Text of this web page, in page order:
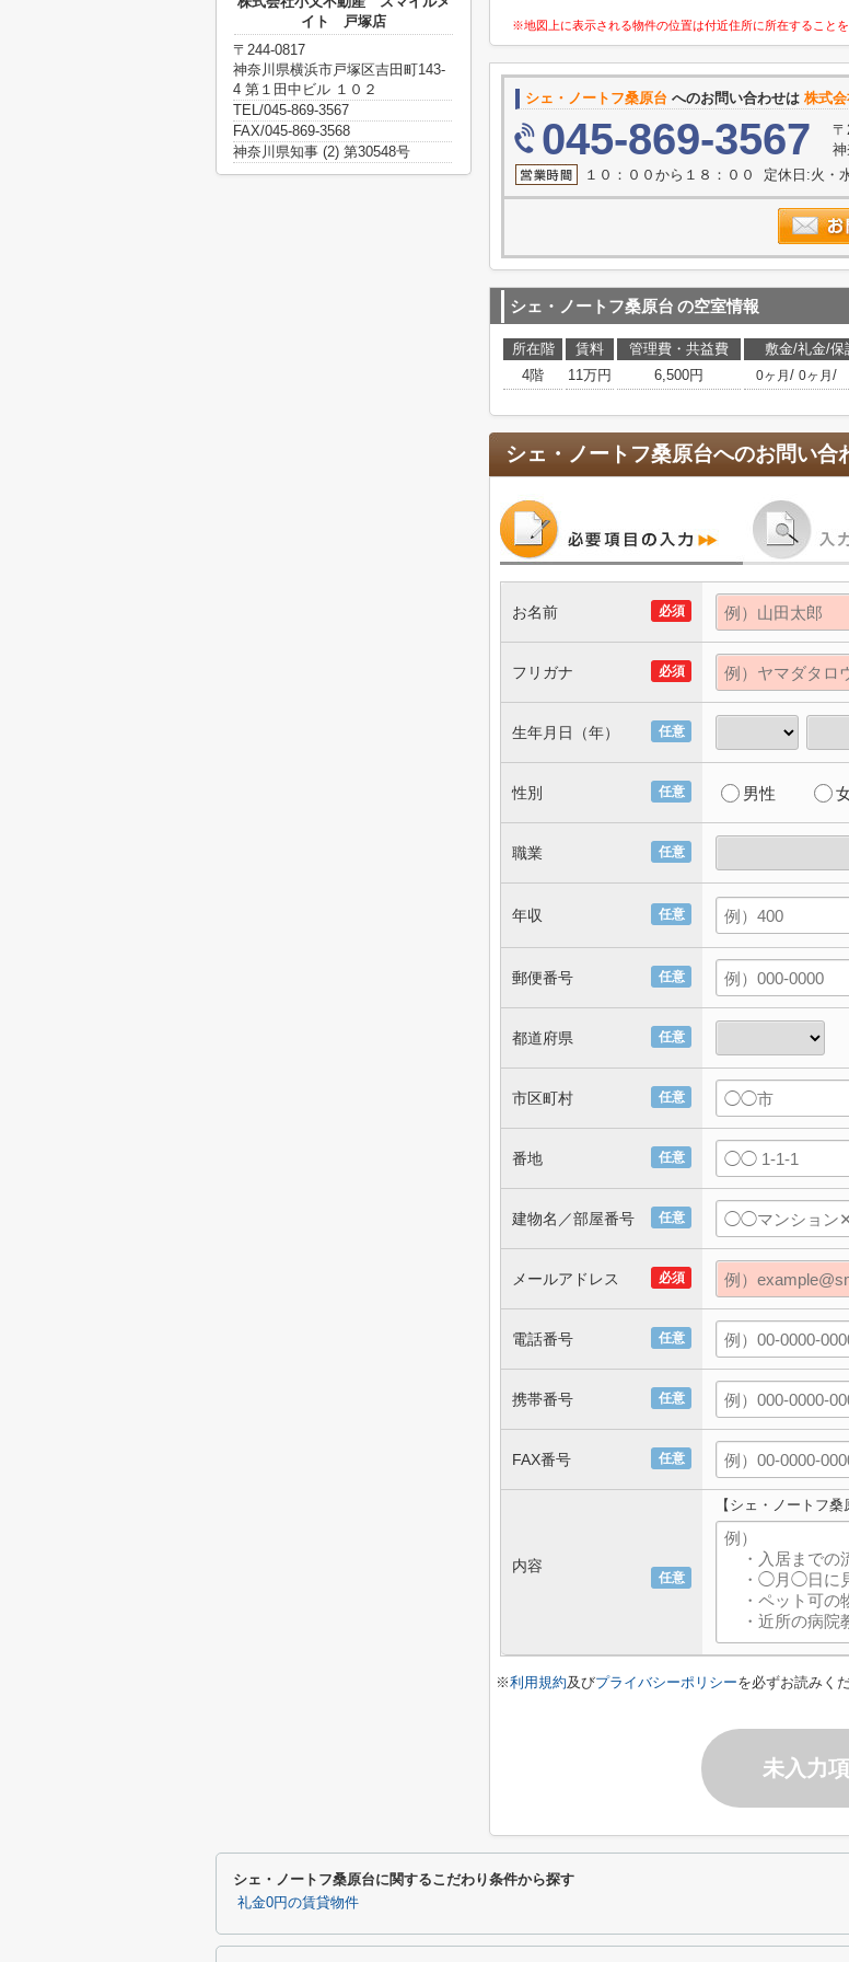
※地図上に表示される物件の位置は付近住所に所在すること
シェ・ノートフ桑原台 へのお問い合わせは 株式
045-869-3567
〒
１０：００から１８：００ 定休日:火・
シェ・ノートフ桑原台 の空室情報
所在階 賃料 管理費・共益費 敷金/礼金/保
4階
11万円 6,500円 0ヶ月 / 0ヶ月 /
シェ・ノートフ桑原台へのお問い合
必須
お名前
必須
フリガナ
任意
生年月日（年）
任意
性別 男性
任意
職業
任意
年収
任意
郵便番号
任意
都道府県
任意
市区町村
任意
番地
任意
建物名／部屋番号
必須
メールアドレス
任意
電話番号
任意
携帯番号
任意
FAX番号
任意
内容
【シェ・ノートフ
※利用規約及びプライバシーポリシーを必ずお読みく
未入力
イト 戸塚店
〒244-0817
神奈川県横浜市戸塚区吉田町143-
4 第１田中ビル １０２
TEL/045-869-3567
FAX/045-869-3568
神奈川県知事 (2) 第30548号
シェ・ノートフ桑原台に関するこだわり条件から探す
礼金0円の賃貸物件